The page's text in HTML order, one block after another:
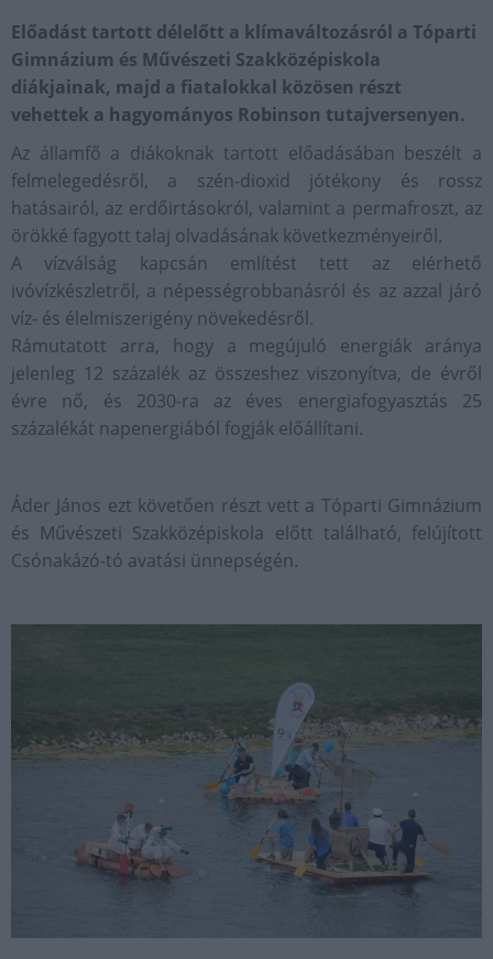
Előadást tartott délelőtt a klímaváltozásról a Tóparti
Gimnázium és Művészeti Szakközépiskola
diákjainak, majd a fiatalokkal közösen részt
vehettek a hagyományos Robinson tutajversenyen.
Az államfő a diákoknak tartott előadásában beszélt a
felmelegedésről, a szén-dioxid jótékony és rossz
hatásairól, az erdőirtásokról, valamint a permafroszt, az
örökké fagyott talaj olvadásának következményeiről.
A vízválság kapcsán említést tett az elérhető
ivóvízkészletről, a népességrobbanásról és az azzal járó
víz- és élelmiszerigény növekedésről.
Rámutatott arra, hogy a megújuló energiák aránya
jelenleg 12 százalék az összeshez viszonyítva, de évről
évre nő, és 2030-ra az éves energiafogyasztás 25
százalékát napenergiából fogják előállítani.
Áder János ezt követően részt vett a Tóparti Gimnázium
és Művészeti Szakközépiskola előtt található, felújított
Csónakázó-tó avatási ünnepségén.